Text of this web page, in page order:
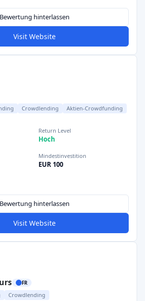
Bewertung hinterlassen
Visit Website
Crowdlending Aktien-Crowdfunding
Return Level
Hoch
Mindestinvestition
EUR 100
Bewertung hinterlassen
Visit Website
FR
Crowdlending